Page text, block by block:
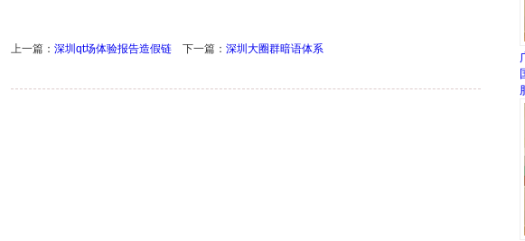
上一篇： 深圳qt场体验报告造假链 下一篇： 深圳大圈群暗语体系